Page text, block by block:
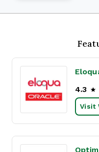
4.3
Visit